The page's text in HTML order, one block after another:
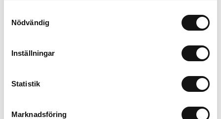
Nödvändig
Inställningar
Statistik
Marknadsföring
Valbara fraktmetoder
Beskrivning
Recensioner